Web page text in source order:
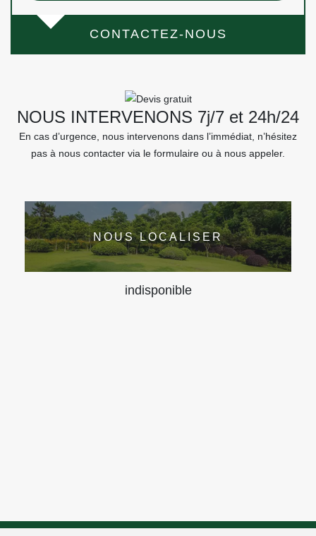
CONTACTEZ-NOUS
NOUS INTERVENONS 7j/7 et 24h/24
En cas d’urgence, nous intervenons dans l’immédiat, n’hésitez
pas à nous contacter via le formulaire ou à nous appeler.
NOUS LOCALISER
indisponible